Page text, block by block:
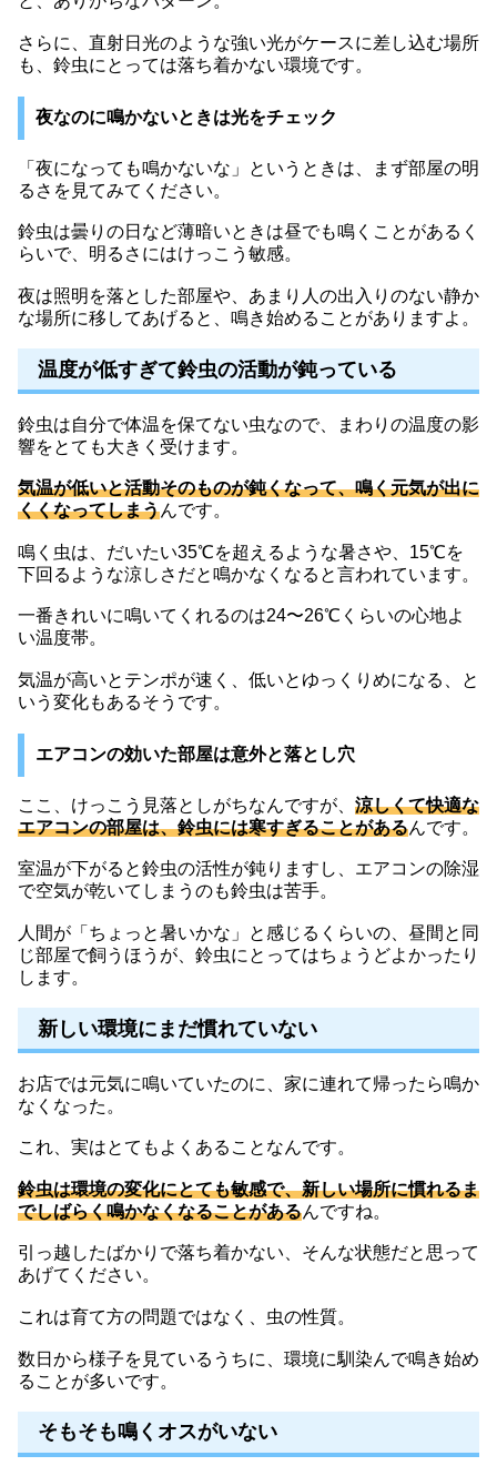
さらに、直射日光のような強い光がケースに差し込む場所
も、鈴虫にとっては落ち着かない環境です。
夜なのに鳴かないときは光をチェック
「夜になっても鳴かないな」というときは、まず部屋の明
るさを見てみてください。
鈴虫は曇りの日など薄暗いときは昼でも鳴くことがあるく
らいで、明るさにはけっこう敏感。
夜は照明を落とした部屋や、あまり人の出入りのない静か
な場所に移してあげると、鳴き始めることがありますよ。
温度が低すぎて鈴虫の活動が鈍っている
鈴虫は自分で体温を保てない虫なので、まわりの温度の影
響をとても大きく受けます。
気温が低いと活動そのものが鈍くなって、鳴く元気が出に
くくなってしまうんです。
鳴く虫は、だいたい35℃を超えるような暑さや、15℃を
下回るような涼しさだと鳴かなくなると言われています。
一番きれいに鳴いてくれるのは24〜26℃くらいの心地よ
い温度帯。
気温が高いとテンポが速く、低いとゆっくりめになる、と
いう変化もあるそうです。
エアコンの効いた部屋は意外と落とし穴
ここ、けっこう見落としがちなんですが、 涼しくて快適な
エアコンの部屋は、鈴虫には寒すぎることがあるんです。
室温が下がると鈴虫の活性が鈍りますし、エアコンの除湿
で空気が乾いてしまうのも鈴虫は苦手。
人間が「ちょっと暑いかな」と感じるくらいの、昼間と同
じ部屋で飼うほうが、鈴虫にとってはちょうどよかったり
します。
新しい環境にまだ慣れていない
お店では元気に鳴いていたのに、家に連れて帰ったら鳴か
なくなった。
これ、実はとてもよくあることなんです。
鈴虫は環境の変化にとても敏感で、新しい場所に慣れるま
でしばらく鳴かなくなることがあるんですね。
引っ越したばかりで落ち着かない、そんな状態だと思って
あげてください。
これは育て方の問題ではなく、虫の性質。
数日から様子を見ているうちに、環境に馴染んで鳴き始め
ることが多いです。
そもそも鳴くオスがいない